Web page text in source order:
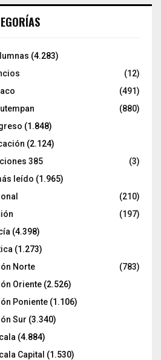
(4.283)
(12)
(491)
(880)
(1.848)
(2.124)
385
(3)
leído (1.965)
(210)
(197)
(4.398)
(1.273)
Norte
(783)
Oriente (2.526)
Poniente (1.106)
Sur (3.340)
(4.884)
Capital (1.530)